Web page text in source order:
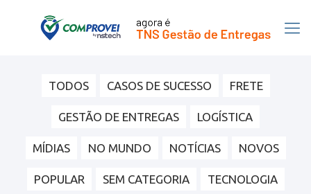
TODOS CASOS DE SUCESSO FRETE
GESTÃO DE ENTREGAS LOGÍSTICA
MÍDIAS NO MUNDO NOTÍCIAS NOVOS
POPULAR SEM CATEGORIA TECNOLOGIA